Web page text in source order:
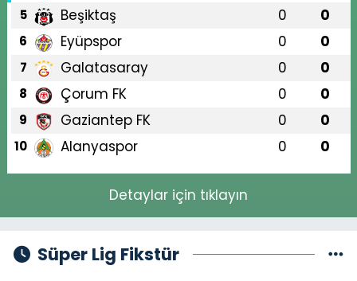
5 Beşiktaş 0 0
6 Eyüpspor 0 0
7 Galatasaray 0 0
8 Çorum FK 0 0
9 Gaziantep FK 0 0
10 Alanyaspor 0 0
Detaylar için tıklayın
Süper Lig Fikstür